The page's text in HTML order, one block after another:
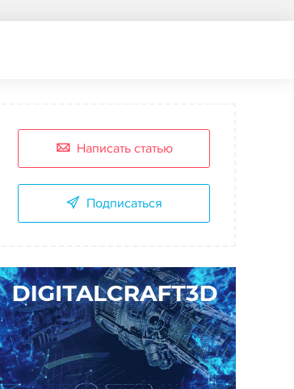
Написать статью
Подписаться